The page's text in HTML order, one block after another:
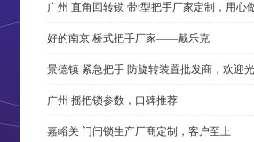
广州 直角回转锁 带t型把手厂家定制，用心
好的南京 桥式把手厂家——戴乐克
景德镇 紧急把手 防旋转装置批发商，欢迎
广州 摇把锁参数，口碑推荐
嘉峪关 门闩锁生产厂商定制，客户至上